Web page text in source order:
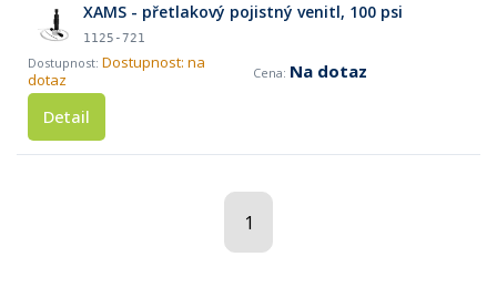
XAMS - přetlakový pojistný venitl, 100 psi
1125-721
Dostupnost: na
dotaz
Na dotaz
Detail
1